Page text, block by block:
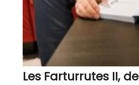
Les Farturrutes II, de